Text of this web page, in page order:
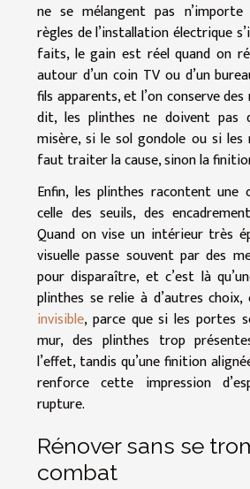
ne se mélangent pas
règles de l’installation électrique
faits, le gain est réel quand on
autour d’un coin TV ou d’un
fils apparents, et l’on conserve
dit, les plinthes ne doivent pas
misère, si le sol gondole ou si
faut traiter la cause, sinon la
Enfin, les plinthes racontent une
celle des seuils, des
Quand on vise un intérieur très
visuelle passe souvent par des
pour disparaître, et c’est là
plinthes se relie à d’autres
invisible, parce que si les portes
mur, des plinthes trop
l’effet, tandis qu’une finition
renforce cette impression
rupture.
Rénover sans se
combat